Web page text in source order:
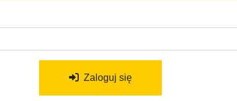
Zaloguj się